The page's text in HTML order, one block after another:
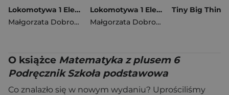
Lokomotywa 1 Elementarz cz 2 Podręcznik dla klasy pierwszej EDYCJA 2026
Małgorzata Dobrowolska
,Barbara Szczawińska
Lokomotywa 1 Elementarz cz 1 Podręcznik dla klasy pierwszej EDYCJA 2026
Małgorzata Dobrowolska
O książce Matematyka z plusem 6
Podręcznik Szkoła podstawowa
Co znalazło się w nowym wydaniu? Uprościliśmy